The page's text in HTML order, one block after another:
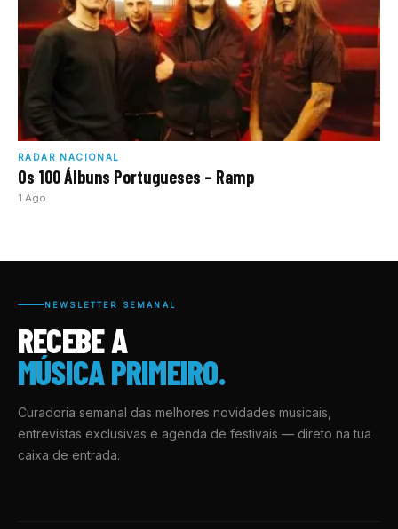
RADAR NACIONAL
Os 100 Álbuns Portugueses – Ramp
1 Ago
NEWSLETTER SEMANAL
RECEBE A
MÚSICA PRIMEIRO.
Curadoria semanal das melhores novidades musicais,
entrevistas exclusivas e agenda de festivais — direto na tua
caixa de entrada.